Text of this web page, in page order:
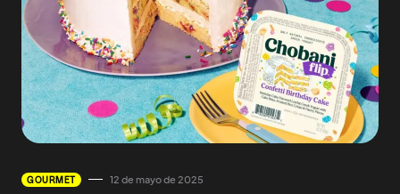
GOURMET 12 de mayo de 2025